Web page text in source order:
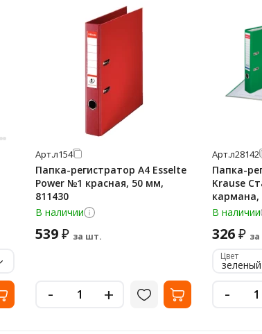
Арт.л154
Папка-регистратор А4 Esselte
Power №1 красная, 50 мм,
811430
В наличии
539₽ за шт.
- +
Арт.л28142
Папка-
Krause
кармана,
В наличии
326₽
Цвет
зеленый
-